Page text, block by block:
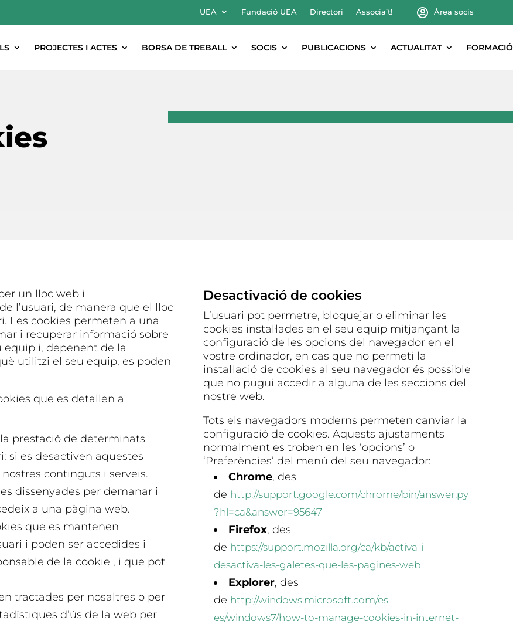
UEA Fundació UEA Directori Associa’t! Àrea socis
PROJECTES I ACTES BORSA DE TREBALL SOCIS PUBLICACIONS ACTUALITAT FORMACIÓ
un lloc web i
l’usuari, de manera que el lloc
Les cookies permeten a una
i recuperar informació sobre
equip i, depenent de la
utilitzi el seu equip, es poden
que es detallen a
prestació de determinats
si es desactiven aquestes
continguts i serveis.
dissenyades per demanar i
a una pàgina web.
que es mantenen
i poden ser accedides i
de la cookie , i que pot
tractades per nosaltres o per
d’ús de la web per
Desactivació de cookies
L’usuari pot permetre, bloquejar o eliminar les
cookies instal·lades en el seu equip mitjançant la
configuració de les opcions del navegador en el
vostre ordinador, en cas que no permeti la
instal·lació de cookies al seu navegador és possible
que no pugui accedir a alguna de les seccions del
nostre web.
Tots els navegadors moderns permeten canviar la
configuració de cookies. Aquests ajustaments
normalment es troben en les ‘opcions’ o
‘Preferències’ del menú del seu navegador:
Chrome, des
de http://support.google.com/chrome/bin/answer.py
?hl=ca&answer=95647
Firefox, des
de https://support.mozilla.org/ca/kb/activa-i-
desactiva-les-galetes-que-les-pagines-web
Explorer, des
de http://windows.microsoft.com/es-
es/windows7/how-to-manage-cookies-in-internet-